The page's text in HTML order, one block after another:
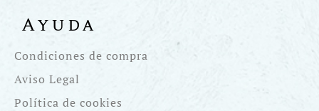
Ayuda
Condiciones de compra
Aviso Legal
Política de cookies